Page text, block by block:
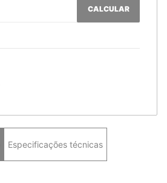
CALCULAR
Especificações técnicas